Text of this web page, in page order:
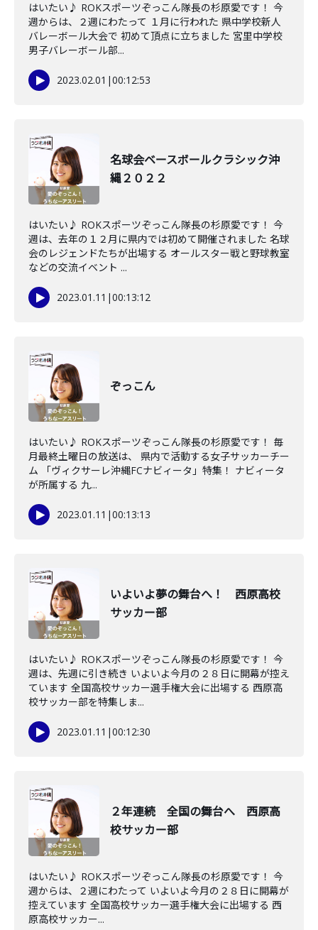
はいたい♪ ROKスポーツぞっこん隊長の杉原愛です！ 今
週からは、２週にわたって １月に行われた 県中学校新人
バレーボール大会で 初めて頂点に立ちました 宮里中学校
男子バレーボール部...
2023.02.01 |00:12:53
名球会ベースボールクラシック沖
縄２０２２
はいたい♪ ROKスポーツぞっこん隊長の杉原愛です！ 今
週は、去年の１２月に県内では初めて開催されました 名球
会のレジェンドたちが出場する オールスター戦と野球教室
などの交流イベント ...
2023.01.11 |00:13:12
ぞっこん
はいたい♪ ROKスポーツぞっこん隊長の杉原愛です！ 毎
月最終土曜日の放送は、 県内で活動する女子サッカーチー
ム 「ヴィクサーレ沖縄FCナビィータ」特集！ ナビィータ
が所属する 九...
2023.01.11 |00:13:13
いよいよ夢の舞台へ！ 西原高校
サッカー部
はいたい♪ ROKスポーツぞっこん隊長の杉原愛です！ 今
週は、先週に引き続き いよいよ今月の２８日に開幕が控え
ています 全国高校サッカー選手権大会に出場する 西原高
校サッカー部を特集しま...
2023.01.11 |00:12:30
２年連続 全国の舞台へ 西原高
校サッカー部
はいたい♪ ROKスポーツぞっこん隊長の杉原愛です！ 今
週からは、２週にわたって いよいよ今月の２８日に開幕が
控えています 全国高校サッカー選手権大会に出場する 西
原高校サッカー...